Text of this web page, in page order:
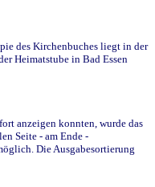
des Kirchenbuches liegt in der
Heimatstube in Bad Essen
anzeigen konnten, wurde das
Seite - am Ende -
Die Ausgabesortierung